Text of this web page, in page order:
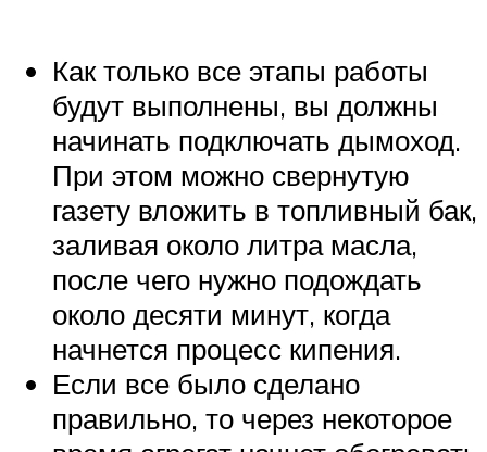
Как только все этапы работы
будут выполнены, вы должны
начинать подключать дымоход.
При этом можно свернутую
газету вложить в топливный бак,
заливая около литра масла,
после чего нужно подождать
около десяти минут, когда
начнется процесс кипения.
Если все было сделано
правильно, то через некоторое